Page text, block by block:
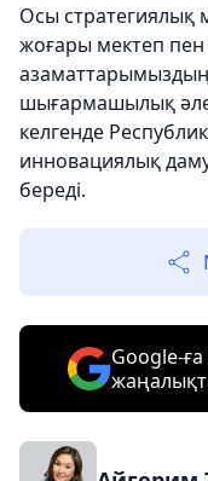
Осы стратегиялық
жоғары мектеп
шығармашылық
келгенде
инновациялық
береді.
Google-